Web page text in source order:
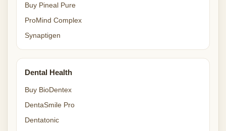
Buy Pineal Pure
ProMind Complex
Synaptigen
Dental Health
Buy BioDentex
DentaSmile Pro
Dentatonic